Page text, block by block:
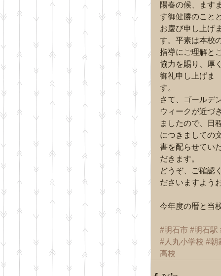
陽春の候、ます
す御健勝のこと
お慶び申し上げ
す。平素は本校
指導にご理解と
協力を賜り、厚
御礼申し上げま
す。
さて、ゴールデ
ウィークが近づ
ましたので、日
につきましての
書を配らせてい
だきます。
どうぞ、ご確認
ださいますよう
今年度の暦と当
#明石市 #明石駅
#人丸小学校 #朝
高校